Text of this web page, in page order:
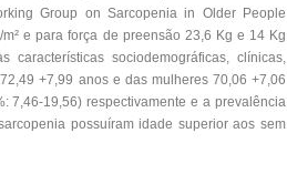
Group on Sarcopenia in Older People
e para força de preensão 23,6 Kg e 14 Kg
sociodemográficas, clínicas,
+7,99 anos e das mulheres 70,06 +7,06
7,46-19,56) respectivamente e a prevalência
possuíram idade superior aos sem